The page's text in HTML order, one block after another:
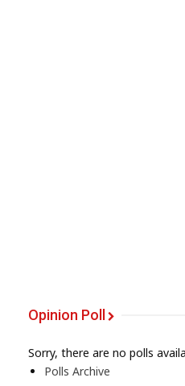
Opinion Poll
Sorry, there are no polls
Polls Archive